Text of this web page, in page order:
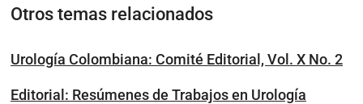
Otros temas relacionados
Urología Colombiana: Comité Editorial, Vol. X No. 2
Editorial: Resúmenes de Trabajos en Urología